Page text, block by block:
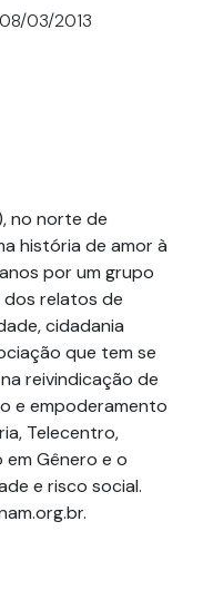
08/03/2013
no norte de
história de amor à
por um grupo
relatos de
cidadania
que tem se
reivindicação de
e empoderamento
Telecentro,
Gênero e o
e risco social.